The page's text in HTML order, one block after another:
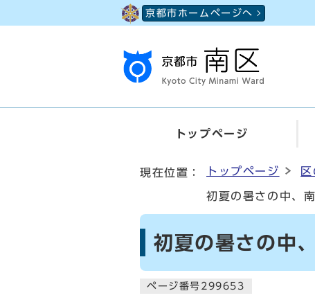
京都市ホームページへ
トップページ
現在位置： トップページ
初夏の暑さの中、
初夏の暑さの中
ページ番号299653